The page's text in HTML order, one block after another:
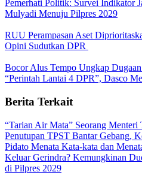
Pemerhati Politik: Survei Indikator
Mulyadi Menuju Pilpres 2029
RUU Perampasan Aset
Opini Sudutkan DPR
Bocor Alus Tempo Ungkap
“Perintah Lantai 4 DPR”, Dasco
Berita Terkait
“Tarian Air Mata” Seorang Menteri
Penutupan TPST Bantar Gebang,
Pidato Menata Kata-kata dan
Keluar Gerindra? Kemungkinan
di Pilpres 2029